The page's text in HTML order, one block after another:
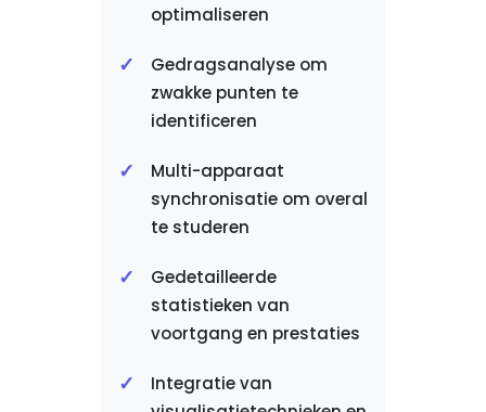
optimaliseren
Gedragsanalyse om
zwakke punten te
identificeren
Multi-apparaat
synchronisatie om overal
te studeren
Gedetailleerde
statistieken van
voortgang en prestaties
Integratie van